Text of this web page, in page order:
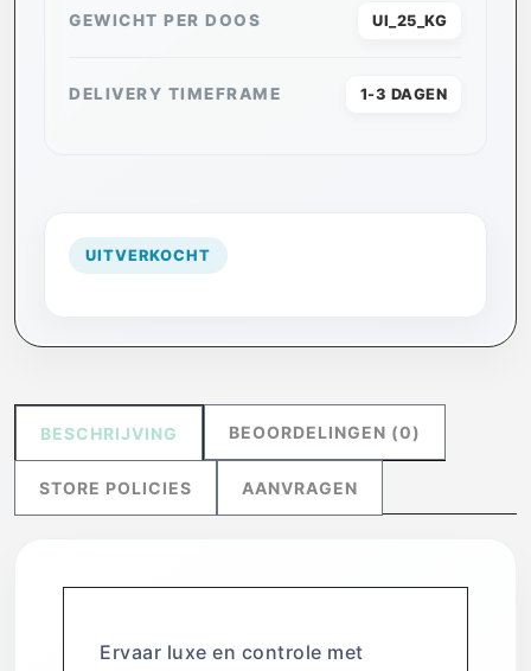
GEWICHT PER DOOS UI_25_KG
DELIVERY TIMEFRAME 1-3 DAGEN
UITVERKOCHT
BESCHRIJVING BEOORDELINGEN (0)
STORE POLICIES AANVRAGEN
Ervaar luxe en controle met